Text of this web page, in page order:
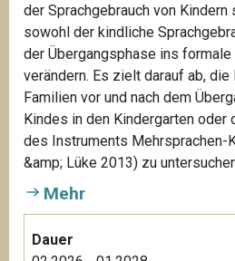
der Sprachgebrauch von
sowohl der kindliche
der Übergangsphase ins
verändern. Es zielt darauf ab,
Familien vor und nach dem
Kindes in den Kindergarten oder
des Instruments Mehrsprachen-
&amp; Lüke 2013) zu
Mehr
Dauer